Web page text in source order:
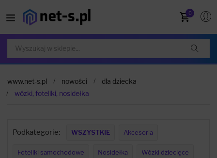
0
www.net-s.pl nowości
dla dziecka
wózki, foteliki, nosidełka
Podkategorie: WSZYSTKIE Akcesoria
Foteliki samochodowe Nosidełka Wózki dziecięce